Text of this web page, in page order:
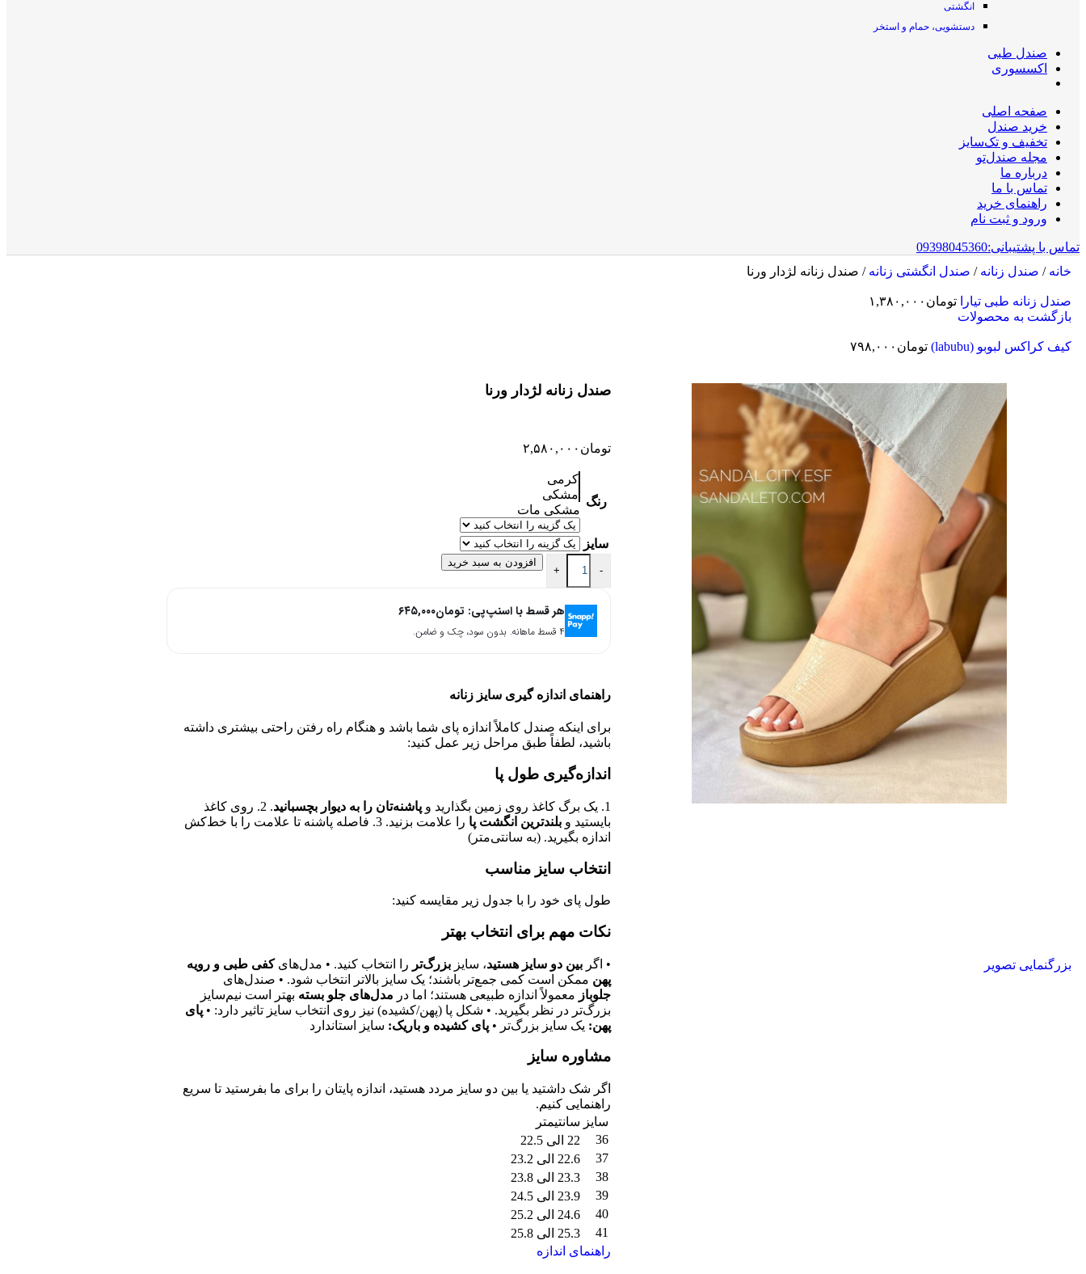
انگشتی
دستشویی، حمام و استخر
صندل طبی
اکسسوری
صفحه اصلی
خرید صندل
تخفیف و تک‌سایز
مجله صندل‌تو
درباره ما
تماس با ما
راهنمای خرید
ورود و ثبت نام
تماس با پشتیبانی:09398045360
خانه/ صندل زنانه/ صندل انگشتی زنانه/ صندل زنانه لژدار ورنا
صندل زنانه طبی تیارا تومان ۱,۳۸۰,۰۰۰
بازگشت به محصولات
کیف کراکس لبوبو (labubu) تومان ۷۹۸,۰۰۰
بزرگنمایی تصویر
صندل زنانه لژدار ورنا
تومان ۲,۵۸۰,۰۰۰
رنگ
کرمی
مشکی
مشکی مات
سایز
-
+
افزودن به سبد خرید
هر قسط با اسنپ‌پی: تومان۶۴۵,۰۰۰
۴ قسط ماهانه. بدون سود، چک و ضامن.
راهنمای اندازه گیری سایز زنانه
برای اینکه صندل کاملاً اندازه پای شما باشد و هنگام راه رفتن راحتی بیشتری داشته
باشید، لطفاً طبق مراحل زیر عمل کنید:
اندازه‌گیری طول پا
1. یک برگ کاغذ روی زمین بگذارید و پاشنه‌تان را به دیوار بچسبانید
. 2. روی کاغذ
بایستید و بلندترین انگشت پا
را علامت بزنید. 3. فاصله پاشنه تا علامت را با خط‌کش
اندازه بگیرید. (به سانتی‌متر)
انتخاب سایز مناسب
طول پای خود را با جدول زیر مقایسه کنید:
نکات مهم برای انتخاب بهتر
• اگر بین دو سایز هستید، سایز بزرگ‌تر را انتخاب کنید. • مدل‌هایکفی طبی و رویه
پهن ممکن است کمی جمع‌تر باشند؛ یک سایز بالاتر انتخاب شود. • صندل‌های
جلوباز معمولاً اندازه طبیعی هستند؛ اما در مدل‌های جلو بسته بهتر است نیم‌سایز
بزرگ‌تر در نظر بگیرید. • شکل پا (پهن/کشیده) نیز روی انتخاب سایز تاثیر دارد: • پای
پهن: یک سایز بزرگ‌تر • پای کشیده و باریک: سایز استاندارد
مشاوره سایز
اگر شک داشتید یا بین دو سایز مردد هستید، اندازه پایتان را برای ما بفرستید تا سریع
راهنمایی کنیم.
سایز سانتیمتر
36
22 الی 22.5
37
22.6 الی 23.2
38
23.3 الی 23.8
39
23.9 الی 24.5
40
24.6 الی 25.2
41
25.3 الی 25.8
راهنمای اندازه